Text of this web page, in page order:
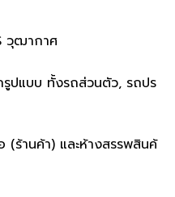
วุฒากาศ
รูปแบบ ทั้งรถส่วนตัว, รถปร
(ร้านค้า) และห้างสรรพสินค้